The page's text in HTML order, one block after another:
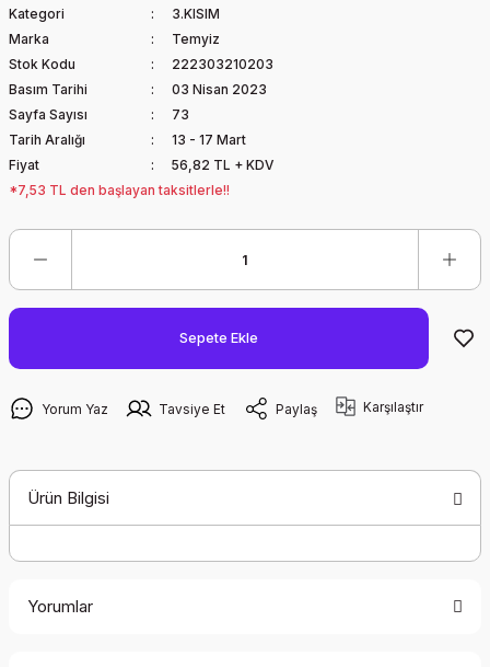
Kategori
3.KISIM
Marka
Temyiz
Stok Kodu
222303210203
Basım Tarihi
03 Nisan 2023
Sayfa Sayısı
73
Tarih Aralığı
13 - 17 Mart
Fiyat
56,82 TL + KDV
*7,53 TL den başlayan taksitlerle!!
Sepete Ekle
Yorum Yaz Tavsiye Et Paylaş Karşılaştır
Ürün Bilgisi
Yorumlar